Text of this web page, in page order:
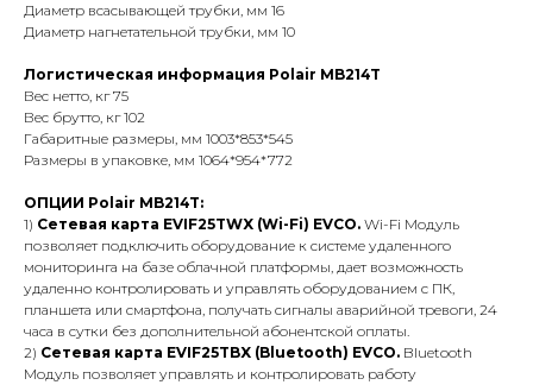
Диаметр всасывающей трубки, мм 16
Диаметр нагнетательной трубки, мм 10
Логистическая информация Polair MB214T
Вес нетто, кг 75
Вес брутто, кг 102
Габаритные размеры, мм 1003*853*545
Размеры в упаковке, мм 1064*954*772
ОПЦИИ Polair MB214T:
1) Сетевая карта EVIF25TWX (Wi-Fi) EVCO. Wi-Fi Модуль
позволяет подключить оборудование к системе удаленного
мониторинга на базе облачной платформы, дает возможность
удаленно контролировать и управлять оборудованием с ПК,
планшета или смартфона, получать сигналы аварийной тревоги, 24
часа в сутки без дополнительной абонентской оплаты.
2) Сетевая карта EVIF25TBX (Bluetooth) EVCO. Bluetooth
Модуль позволяет управлять и контролировать работу